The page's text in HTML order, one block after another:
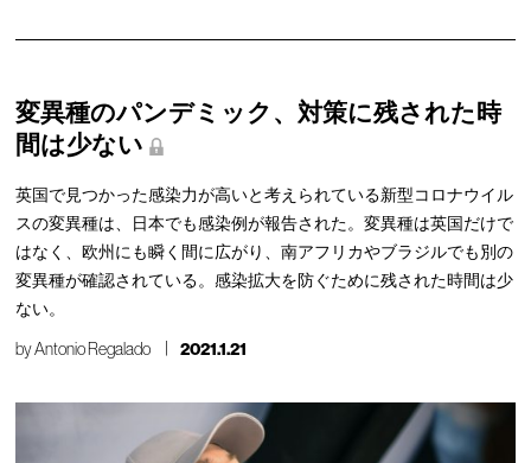
変異種のパンデミック、対策に残された時
間は少ない
英国で見つかった感染力が高いと考えられている新型コロナウイル
スの変異種は、日本でも感染例が報告された。変異種は英国だけで
はなく、欧州にも瞬く間に広がり、南アフリカやブラジルでも別の
変異種が確認されている。感染拡大を防ぐために残された時間は少
ない。
byAntonio Regalado 2021.1.21